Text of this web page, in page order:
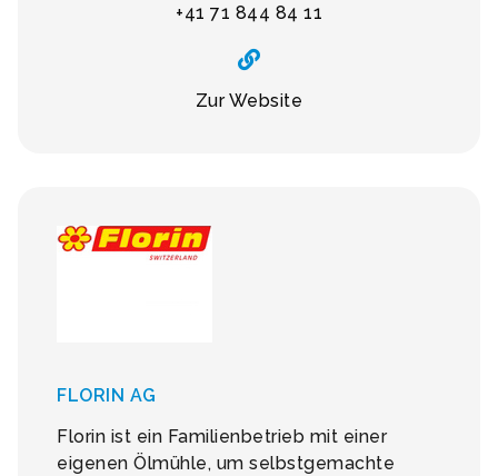
+41 71 844 84 11
Zur Website
FLORIN AG
Florin ist ein Familienbetrieb mit einer
eigenen Ölmühle, um selbstgemachte